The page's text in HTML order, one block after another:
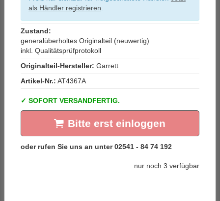
als Händler registrieren
Zustand:
generalüberholtes Originalteil (neuwertig)
inkl. Qualitätsprüfprotokoll
Originalteil-Hersteller: Garrett
Artikel-Nr.: AT4367A
SOFORT VERSANDFERTIG.
Bitte erst einloggen
nur noch 3 verfügbar